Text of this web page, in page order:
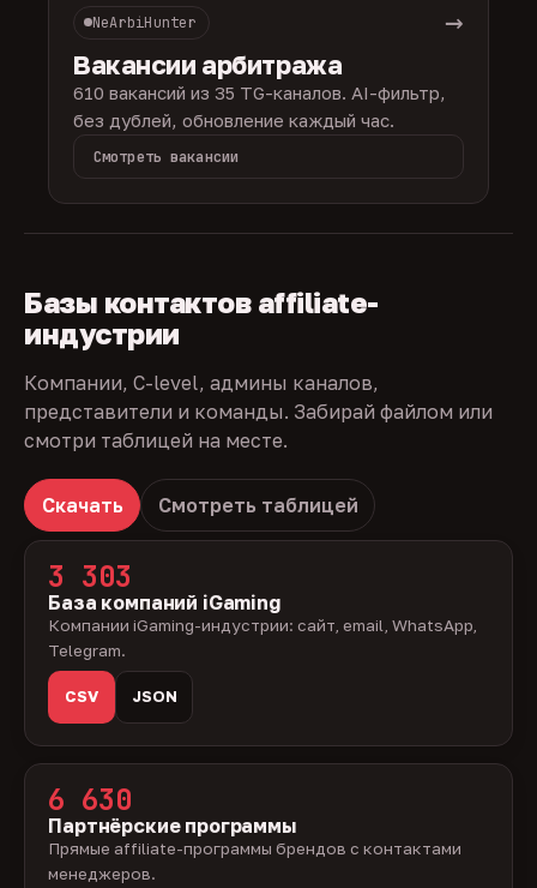
NeArbiHunter →
Вакансии арбитража
610 вакансий из 35 TG-каналов. AI-фильтр,
без дублей, обновление каждый час.
Смотреть вакансии
Базы контактов affiliate-
индустрии
Компании, C-level, админы каналов,
представители и команды. Забирай файлом или
смотри таблицей на месте.
Скачать Смотреть таблицей
3 303
База компаний iGaming
Компании iGaming-индустрии: сайт, email, WhatsApp,
Telegram.
CSV JSON
6 630
Партнёрские программы
Прямые affiliate-программы брендов с контактами
менеджеров.